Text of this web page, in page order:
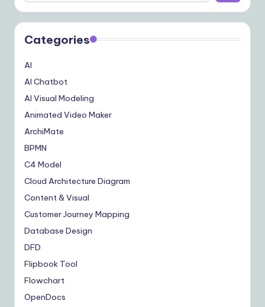
Categories
AI
AI Chatbot
AI Visual Modeling
Animated Video Maker
ArchiMate
BPMN
C4 Model
Cloud Architecture Diagram
Content & Visual
Customer Journey Mapping
Database Design
DFD
Flipbook Tool
Flowchart
OpenDocs